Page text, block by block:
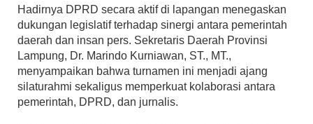
Hadirnya DPRD secara aktif di lapangan menegaskan
dukungan legislatif terhadap sinergi antara pemerintah
daerah dan insan pers. Sekretaris Daerah Provinsi
Lampung, Dr. Marindo Kurniawan, ST., MT.,
menyampaikan bahwa turnamen ini menjadi ajang
silaturahmi sekaligus memperkuat kolaborasi antara
pemerintah, DPRD, dan jurnalis.